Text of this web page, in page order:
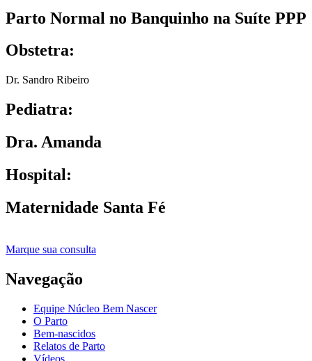
Parto Normal no Banquinho na Suíte PPP
Obstetra:
Dr. Sandro Ribeiro
Pediatra:
Dra. Amanda
Hospital:
Maternidade Santa Fé
Marque sua consulta
Navegação
Equipe Núcleo Bem Nascer
O Parto
Bem-nascidos
Relatos de Parto
Vídeos